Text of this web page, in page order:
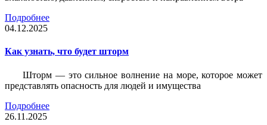
Подробнее
04.12.2025
Как узнать, что будет шторм
Шторм — это сильное волнение на море, которое может
представлять опасность для людей и имущества
Подробнее
26.11.2025